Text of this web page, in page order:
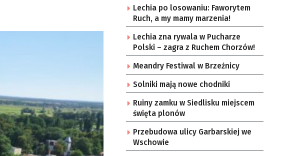
Lechia po losowaniu: Faworytem
Ruch, a my mamy marzenia!
Lechia zna rywala w Pucharze
Polski – zagra z Ruchem Chorzów!
Meandry Festiwal w Brzeźnicy
Solniki mają nowe chodniki
Ruiny zamku w Siedlisku miejscem
święta plonów
Przebudowa ulicy Garbarskiej we
Wschowie